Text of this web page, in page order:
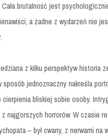
brutalność jest
a żadne z wydarzeń nie
z kilku perspektyw historia
sposób jednoznaczny nakreśla
bliskiej sobie osoby.
najgorszych horrorów. W czasie
– był cwany, z nerwami na